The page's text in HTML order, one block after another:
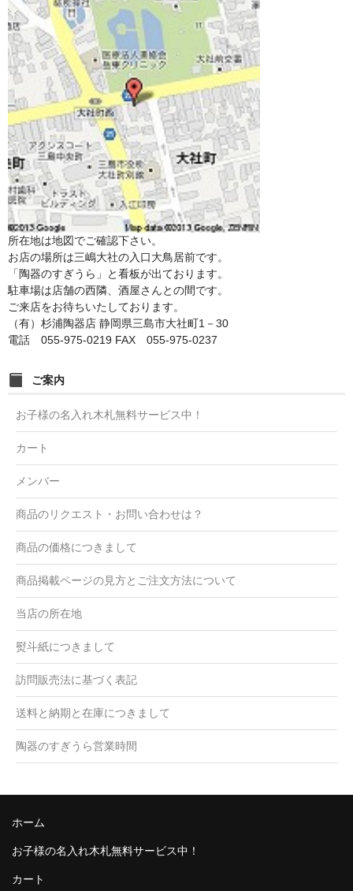
所在地は地図でご確認下さい。
お店の場所は三嶋大社の入口大鳥居前です。
「陶器のすぎうら」と看板が出ております。
駐車場は店舗の西隣、酒屋さんとの間です。
ご来店をお待ちいたしております。
（有）杉浦陶器店 静岡県三島市大社町1－30
電話 055-975-0219 FAX 055-975-0237
ご案内
お子様の名入れ木札無料サービス中！
カート
メンバー
商品のリクエスト・お問い合わせは？
商品の価格につきまして
商品掲載ページの見方とご注文方法について
当店の所在地
熨斗紙につきまして
訪問販売法に基づく表記
送料と納期と在庫につきまして
陶器のすぎうら営業時間
ホーム
お子様の名入れ木札無料サービス中！
カート